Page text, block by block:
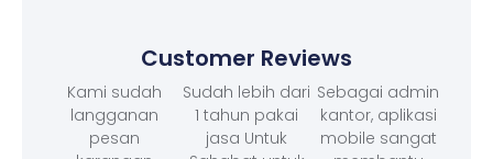
Customer Reviews
Kami sudah
langganan
pesan
Sudah lebih dari
1 tahun pakai
jasa Untuk
Sebagai admin
kantor, aplikasi
mobile sangat